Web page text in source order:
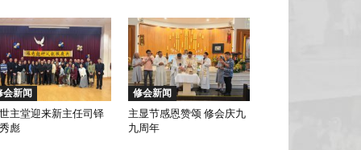
会新闻
主堂迎来新主任司铎
彪
修会新闻
主显节感恩赞颂 修会庆九
九周年